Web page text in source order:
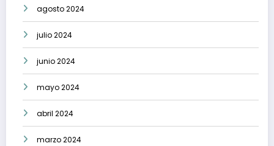
agosto 2024
julio 2024
junio 2024
mayo 2024
abril 2024
marzo 2024